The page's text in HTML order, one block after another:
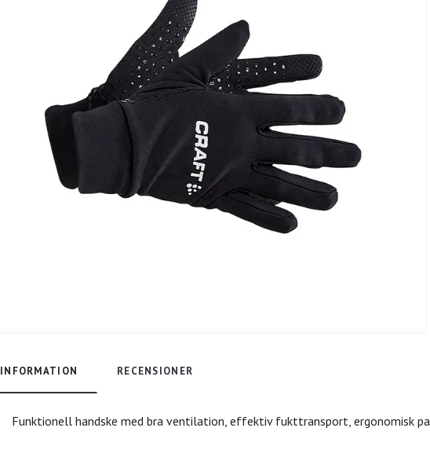
INFORMATION RECENSIONER
Funktionell handske med bra ventilation, effektiv fukttransport, ergonomisk